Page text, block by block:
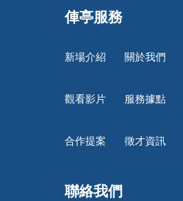
俥亭服務
新場介紹 關於我們
觀看影片 服務據點
合作提案 徵才資訊
聯絡我們